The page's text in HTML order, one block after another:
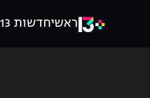
ראשיחדשות 13